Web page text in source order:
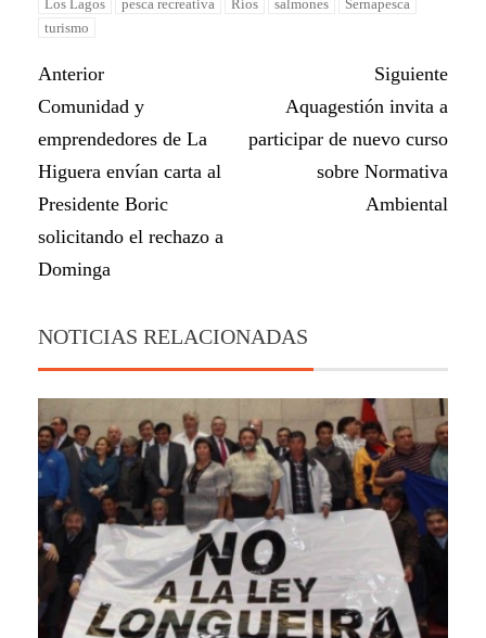
Los Lagos
pesca recreativa Ríos salmones
Sernapesca
turismo
Anterior
Comunidad y
emprendedores de La
Higuera envían carta al
Presidente Boric
solicitando el rechazo a
Dominga
Siguiente
Aquagestión invita a
participar de nuevo curso
sobre Normativa
Ambiental
NOTICIAS RELACIONADAS